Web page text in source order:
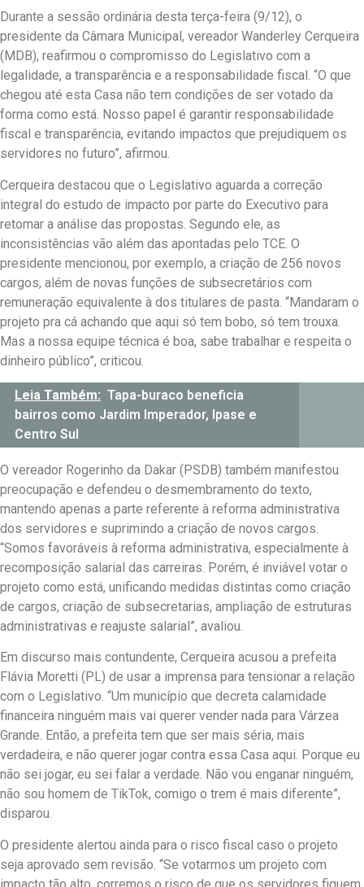
Durante a sessão ordinária desta terça-feira (9/12), o
presidente da Câmara Municipal, vereador Wanderley Cerqueira
(MDB), reafirmou o compromisso do Legislativo com a
legalidade, a transparência e a responsabilidade fiscal. “O que
chegou até esta Casa não tem condições de ser votado da
forma como está. Nosso papel é garantir responsabilidade
fiscal e transparência, evitando impactos que prejudiquem os
servidores no futuro”, afirmou.
Cerqueira destacou que o Legislativo aguarda a correção
integral do estudo de impacto por parte do Executivo para
retomar a análise das propostas. Segundo ele, as
inconsistências vão além das apontadas pelo TCE. O
presidente mencionou, por exemplo, a criação de 256 novos
cargos, além de novas funções de subsecretários com
remuneração equivalente à dos titulares de pasta. “Mandaram o
projeto pra cá achando que aqui só tem bobo, só tem trouxa.
Mas a nossa equipe técnica é boa, sabe trabalhar e respeita o
dinheiro público”, criticou.
Leia Também: Tapa-buraco beneficia
bairros como Jardim Imperador, Ipase e
Centro Sul
O vereador Rogerinho da Dakar (PSDB) também manifestou
preocupação e defendeu o desmembramento do texto,
mantendo apenas a parte referente à reforma administrativa
dos servidores e suprimindo a criação de novos cargos.
“Somos favoráveis à reforma administrativa, especialmente à
recomposição salarial das carreiras. Porém, é inviável votar o
projeto como está, unificando medidas distintas como criação
de cargos, criação de subsecretarias, ampliação de estruturas
administrativas e reajuste salarial”, avaliou.
Em discurso mais contundente, Cerqueira acusou a prefeita
Flávia Moretti (PL) de usar a imprensa para tensionar a relação
com o Legislativo. “Um município que decreta calamidade
financeira ninguém mais vai querer vender nada para Várzea
Grande. Então, a prefeita tem que ser mais séria, mais
verdadeira, e não querer jogar contra essa Casa aqui. Porque eu
não sei jogar, eu sei falar a verdade. Não vou enganar ninguém,
não sou homem de TikTok, comigo o trem é mais diferente”,
disparou.
O presidente alertou ainda para o risco fiscal caso o projeto
seja aprovado sem revisão. “Se votarmos um projeto com